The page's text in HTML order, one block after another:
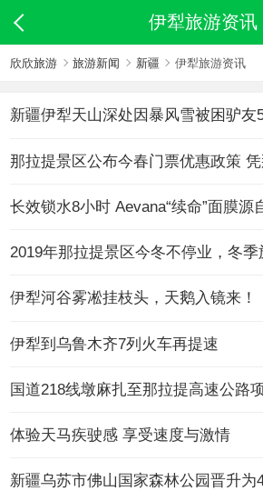
伊犁旅游资讯
欣欣旅游 旅游新闻 新疆 伊犁旅游资讯
新疆伊犁天山深处因暴风雪被困驴友
2019年那拉提景区今冬不停业，冬季
伊犁河谷雾凇挂枝头，天鹅入镜来！
伊犁到乌鲁木齐7列火车再提速
国道218线墩麻扎至那拉提高速公路
体验天马疾驶感 享受速度与激情
新疆乌苏市佛山国家森林公园晋升为